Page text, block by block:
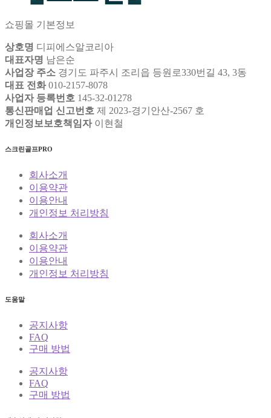
쇼핑몰 기본정보
상호명 디피에스알코리아
대표자명 남은순
사업장 주소 경기도 파주시 조리읍 등원로330번길 43, 3동
대표 전화010-2157-8078
사업자 등록번호 145-32-01278
통신판매업 신고번호 제 2023-경기안산-2567 호
개인정보보호책임자이현철
스크린골프PRO
회사소개
이용약관
이용안내
개인정보 처리방침
회사소개
이용약관
이용안내
개인정보 처리방침
도움말
공지사항
FAQ
구매 방법
공지사항
FAQ
구매 방법